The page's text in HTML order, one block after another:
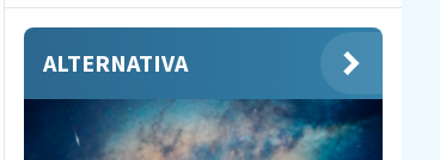
ALTERNATIVA